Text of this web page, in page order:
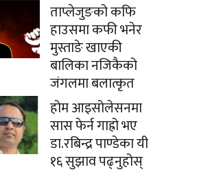
ताप्लेजुङको कफि
हाउसमा कफी भनेर
मुस्ताङे खाएकी
बालिका नजिकैको
जंगलमा बलात्कृत
होम आइसोलेसनमा
सास फेर्न गाह्रो भए
डा.रबिन्द्र पाण्डेका यी
१६ सुझाव पढ्नुहोस्